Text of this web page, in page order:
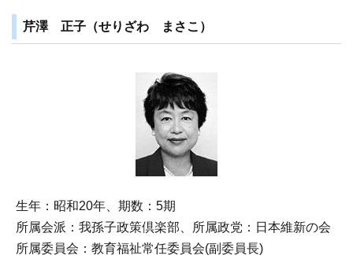
芹澤 正子（せりざわ まさこ）
生年：昭和20年、期数：5期
所属会派：我孫子政策倶楽部、所属政党：日本維新の会
所属委員会：教育福祉常任委員会(副委員長)